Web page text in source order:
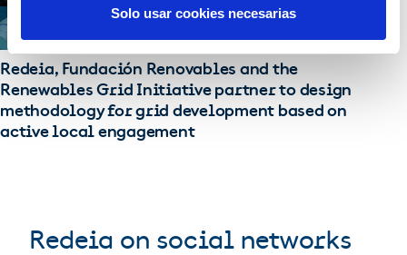
Solo usar cookies necesarias
Redeia, Fundación Renovables and the
Renewables Grid Initiative partner to design
methodology for grid development based on
active local engagement
Redeia on social networks